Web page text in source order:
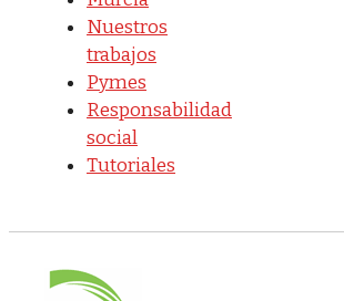
Nuestros
trabajos
Pymes
Responsabilidad
social
Tutoriales